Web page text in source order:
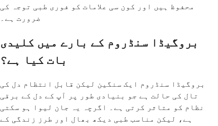
محفوظ ہیں اور کون سی علامات کو فوری طبی توجہ کی
ضرورت ہے۔
بروگیڈا سنڈروم کے بارے میں کلیدی
بات کیا ہے؟
بروگیڈا سنڈروم ایک سنگین لیکن قابل انتظام دل کی
تال کی حالت ہے جو بنیادی طور پر آپ کے دل کے برقی
نظام کو متاثر کرتی ہے۔ اگرچہ یہ جان لیوا ہو سکتی
ہے، لیکن مناسب طبی دیکھ بھال اور طرز زندگی کے